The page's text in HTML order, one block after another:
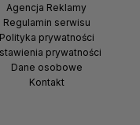
Agencja Reklamy
Regulamin serwisu
Polityka prywatności
prywatności
Dane osobowe
Kontakt